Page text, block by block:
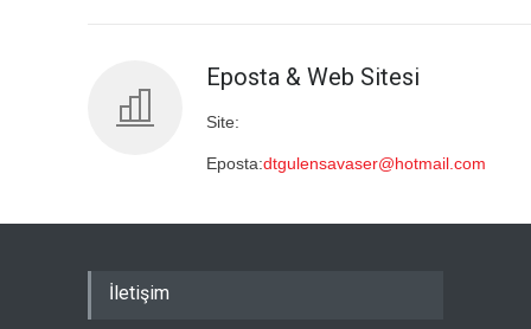
Eposta & Web Sitesi
Site:
Eposta:dtgulensavaser@hotmail.com
İletişim